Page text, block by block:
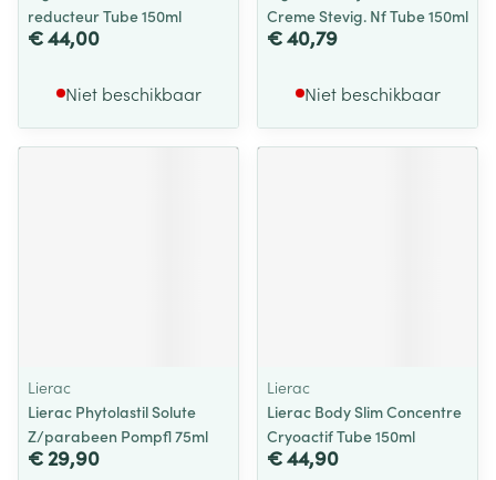
reducteur Tube 150ml
€ 44,00
Niet beschikbaar
Creme Stevig. Nf Tube 150ml
€ 40,79
Niet beschikbaar
Lierac
Lierac Phytolastil Solute
Z/parabeen Pompfl 75ml
€ 29,90
Lierac
Lierac Body Slim Concentre
Cryoactif Tube 150ml
€ 44,90